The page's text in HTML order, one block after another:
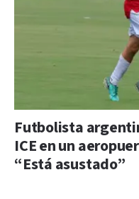
Futbolista
ICE en un
“Está asustado”